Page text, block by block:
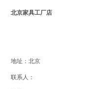
北京家具工厂店
地址：北京
联系人：